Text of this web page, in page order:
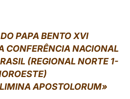
PAPA BENTO XVI
CONFERÊNCIA NACIONAL
(REGIONAL NORTE 1-
APOSTOLORUM»